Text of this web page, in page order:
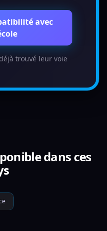
avec
trouvé leur voie
dans ces